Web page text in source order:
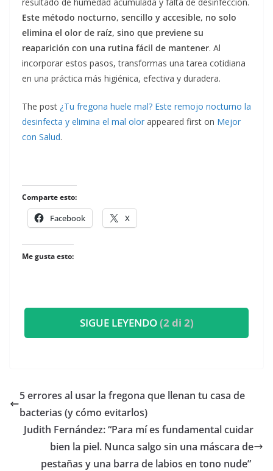
Este método nocturno, sencillo y accesible, no solo
elimina el olor de raíz, sino que previene su
reaparición con una rutina fácil de mantener. Al
incorporar estos pasos, transformas una tarea cotidiana
en una práctica más higiénica, efectiva y duradera.
The post ¿Tu fregona huele mal? Este remojo nocturno la
desinfecta y elimina el mal olor appeared first on Mejor
con Salud.
Comparte esto:
Facebook X
Me gusta esto:
SIGUE LEYENDO(2 di 2)
5 errores al usar la fregona que llenan tu casa de
bacterias (y cómo evitarlos)
​Judith Fernández: “Para mí es fundamental cuidar
bien la piel. Nunca salgo sin una máscara de
pestañas y una barra de labios en tono nude”